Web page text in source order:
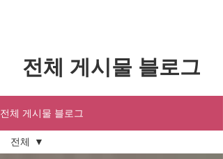
​전체 게시물 블로그
전체 게시물 블로그
전체